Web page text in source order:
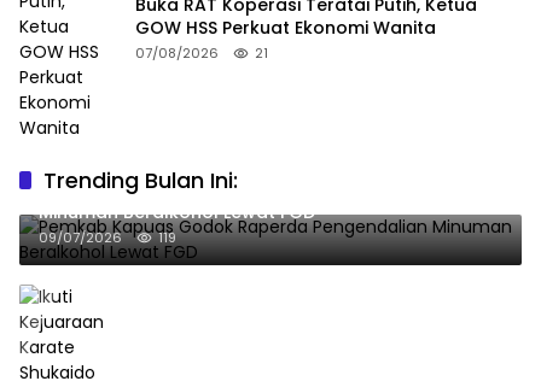
GOW HSS Perkuat Ekonomi Wanita
07/08/2026 21
Trending Bulan Ini:
Pemkab Kapuas Godok Raperda Pengendalian
Minuman Beralkohol Lewat FGD
09/07/2026 119